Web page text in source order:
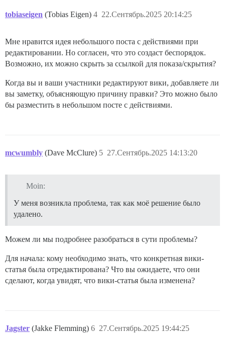
tobiaseigen (Tobias Eigen) 22.Сентябрь.2025 20:14:25
4
Мне нравится идея небольшого поста с действиями при
редактировании. Но согласен, что это создаст беспорядок.
Возможно, их можно скрыть за ссылкой для показа/скрытия?
Когда вы и ваши участники редактируют вики, добавляете ли
вы заметку, объясняющую причину правки? Это можно было
бы разместить в небольшом посте с действиями.
mcwumbly (Dave McClure) 27.Сентябрь.2025 14:13:20
5
Moin:
У меня возникла проблема, так как моё решение было
удалено.
Можем ли мы подробнее разобраться в сути проблемы?
Для начала: кому необходимо знать, что конкретная вики-
статья была отредактирована? Что вы ожидаете, что они
сделают, когда увидят, что вики-статья была изменена?
Jagster (Jakke Flemming) 27.Сентябрь.2025 19:44:25
6